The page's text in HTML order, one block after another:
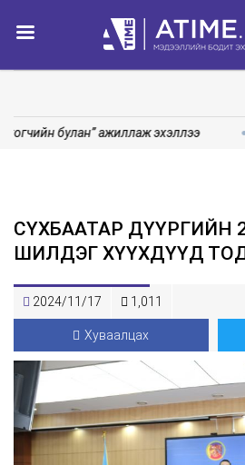
булан” ажиллаж эхэллээ
СҮХБААТАР ДҮҮРГИЙН
ШИЛДЭГ ХҮҮХДҮҮД
2024/11/17 1,011
Хуваалцах